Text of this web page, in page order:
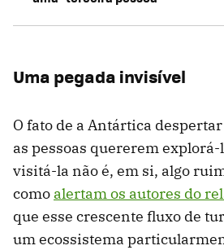
Uma pegada invisível
O fato de a Antártica
as pessoas quererem
visitá-la não é, em si, algo
como alertam os autores do
que esse crescente fluxo de
um ecossistema